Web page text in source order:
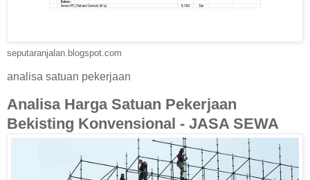
seputaranjalan.blogspot.com
analisa satuan pekerjaan
Analisa Harga Satuan Pekerjaan
Bekisting Konvensional - JASA SEWA